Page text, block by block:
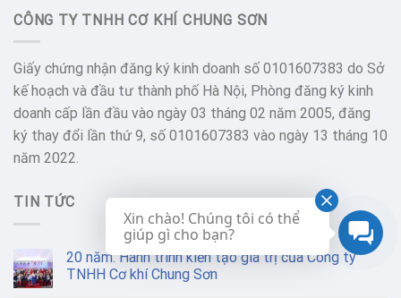
CÔNG TY TNHH CƠ KHÍ CHUNG SƠN
Giấy chứng nhận đăng ký kinh doanh số 0101607383 do Sở
kế hoạch và đầu tư thành phố Hà Nội, Phòng đăng ký kinh
doanh cấp lần đầu vào ngày 03 tháng 02 năm 2005, đăng
ký thay đổi lần thứ 9, số 0101607383 vào ngày 13 tháng 10
năm 2022.
TIN TỨC
20 năm: Hành trình kiến tạo giá trị của Công ty
TNHH Cơ khí Chung Sơn
Xin chào! Chúng tôi có thể
giúp gì cho bạn?